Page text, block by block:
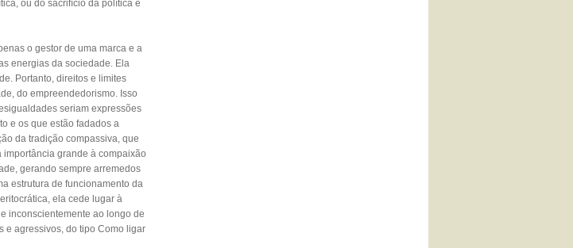
ou do sacrifício da política e
o gestor de uma marca e a
energias da sociedade. Ela
Portanto, direitos e limites
do empreendedorismo. Isso
seriam expressões
e os que estão fadados a
da tradição compassiva, que
grande à compaixão
gerando sempre arremedos
estrutura de funcionamento da
ela cede lugar à
inconscientemente ao longo de
e agressivos, do tipo Como ligar